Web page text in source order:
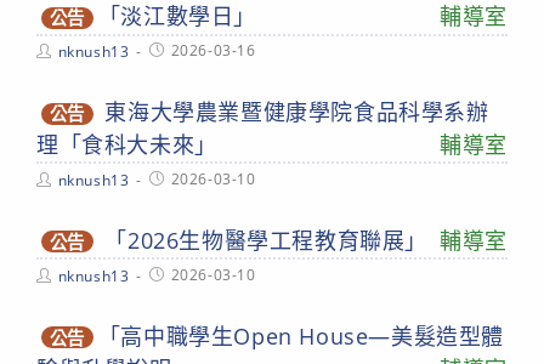
公告 「淡江數學日」 輔導室
Postnknush13
Post2026-03-16
公告
東海大學農業暨健康學院食品科學系辦
理「食科大未來」
輔導室
Postnknush13
Post2026-03-10
公告 「2026生物醫學工程教育聯展」 輔導室
Postnknush13
Post2026-03-10
公告
「高中職學生Open House—美髮造型體